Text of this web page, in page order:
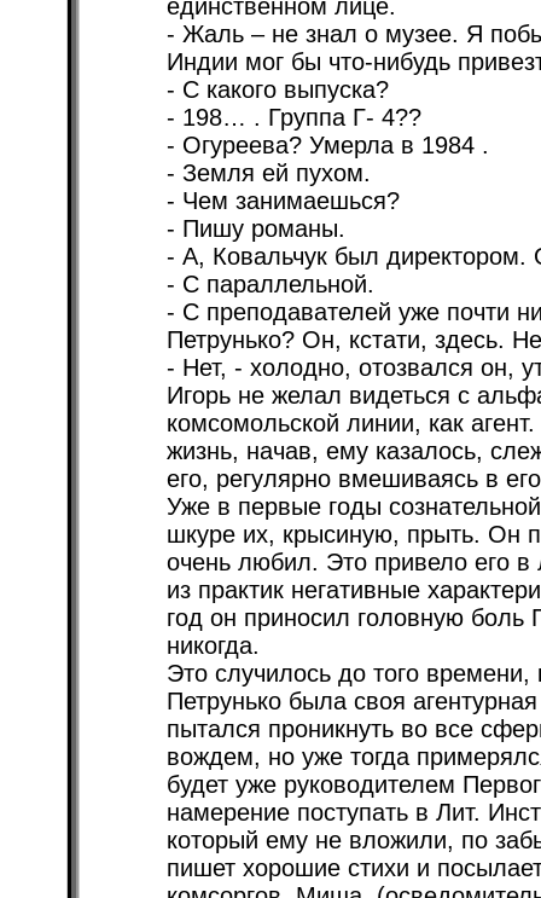
единственном лице.
- Жаль – не знал о музее. Я
Индии мог бы что-нибудь
- С какого выпуска?
- 198… . Группа Г- 4??
- Огуреева? Умерла в 1984 .
- Земля ей пухом.
- Чем занимаешься?
- Пишу романы.
- А, Ковальчук был
- С параллельной.
- С преподавателей уже почти
Петрунько? Он, кстати, здесь.
- Нет, - холодно, отозвался он,
Игорь не желал видеться с
комсомольской линии, как
жизнь, начав, ему казалось,
его, регулярно вмешиваясь в
Уже в первые годы
шкуре их, крысиную, прыть. Он
очень любил. Это привело его в
из практик негативные
год он приносил головную боль
никогда.
Это случилось до того времени,
Петрунько была своя
пытался проникнуть во все
вождем, но уже тогда
будет уже руководителем
намерение поступать в Лит.
который ему не вложили, по
пишет хорошие стихи и